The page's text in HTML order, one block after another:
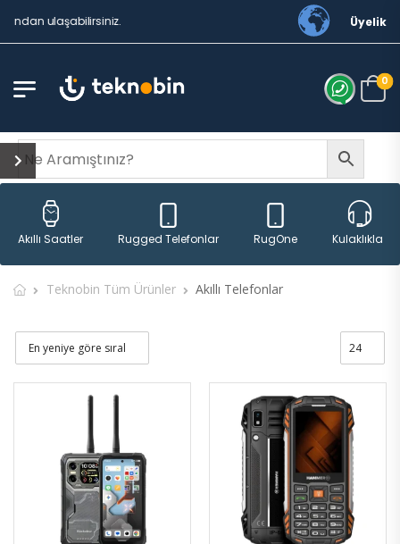
ulaşabilirsiniz. Üyelik
0
Akıllı Saatler Rugged Telefonlar RugOne Kulaklıklar
Teknobin Tüm Ürünler Akıllı Telefonlar